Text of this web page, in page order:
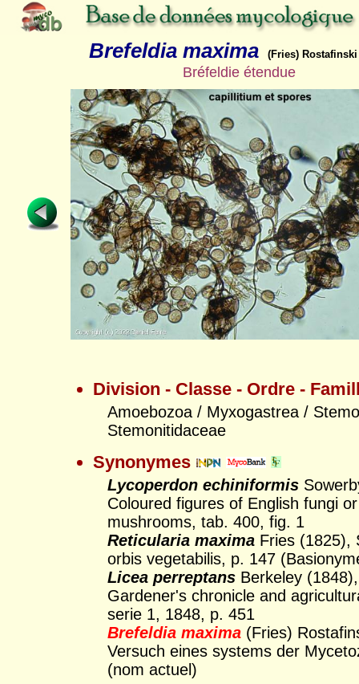
Brefeldia maxima (Fries) Rostafinski
Bréfeldie étendue
Division - Classe - Ordre -
Amoebozoa / Myxogastrea /
Stemonitidaceae
Synonymes
Lycoperdon echiniformis
Coloured figures of English fungi or
mushrooms, tab. 400, fig. 1
Reticularia maxima Fries (1825),
orbis vegetabilis, p. 147
Licea perreptans Berkeley
Gardener's chronicle and
serie 1, 1848, p. 451
Brefeldia maxima (Fries)
Versuch eines systems der
(nom actuel)